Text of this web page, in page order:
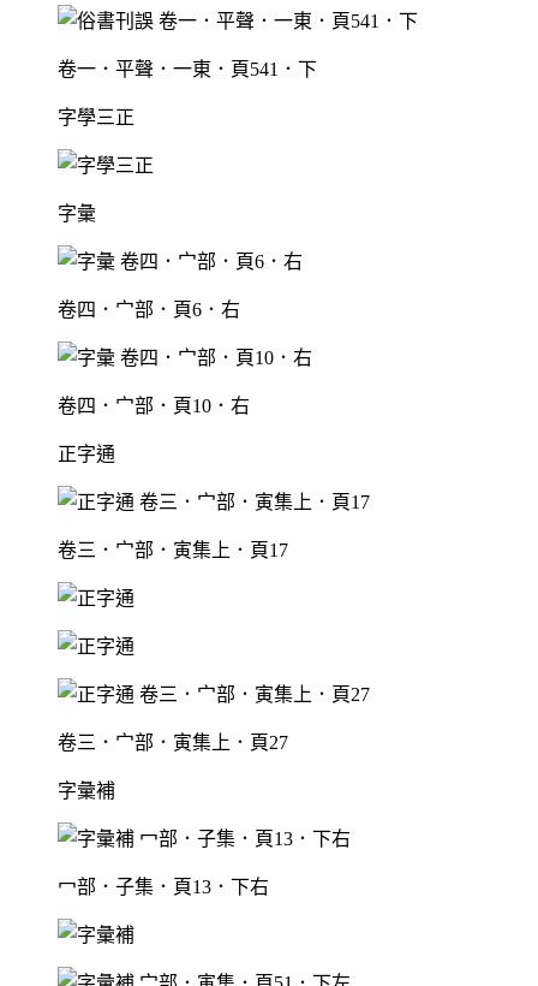
卷一．平聲．一東．頁541．下
字學三正
字彙
卷四．宀部．頁6．右
卷四．宀部．頁10．右
正字通
卷三．宀部．寅集上．頁17
卷三．宀部．寅集上．頁27
字彙補
冖部．子集．頁13．下右